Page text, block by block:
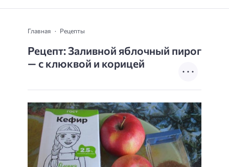
Главная Рецепты
Рецепт: Заливной яблочный пирог
— с клюквой и корицей